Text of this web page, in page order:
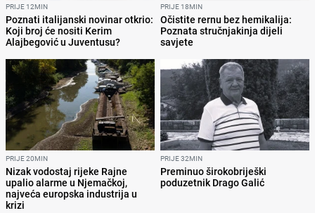
PRIJE 12MIN
Poznati italijanski novinar otkrio:
Koji broj će nositi Kerim
Alajbegović u Juventusu?
PRIJE 18MIN
Očistite rernu bez hemikalija:
Poznata stručnjakinja dijeli
savjete
PRIJE 20MIN
Nizak vodostaj rijeke Rajne
upalio alarme u Njemačkoj,
najveća europska industrija u
krizi
PRIJE 32MIN
Preminuo širokobriješki
poduzetnik Drago Galić